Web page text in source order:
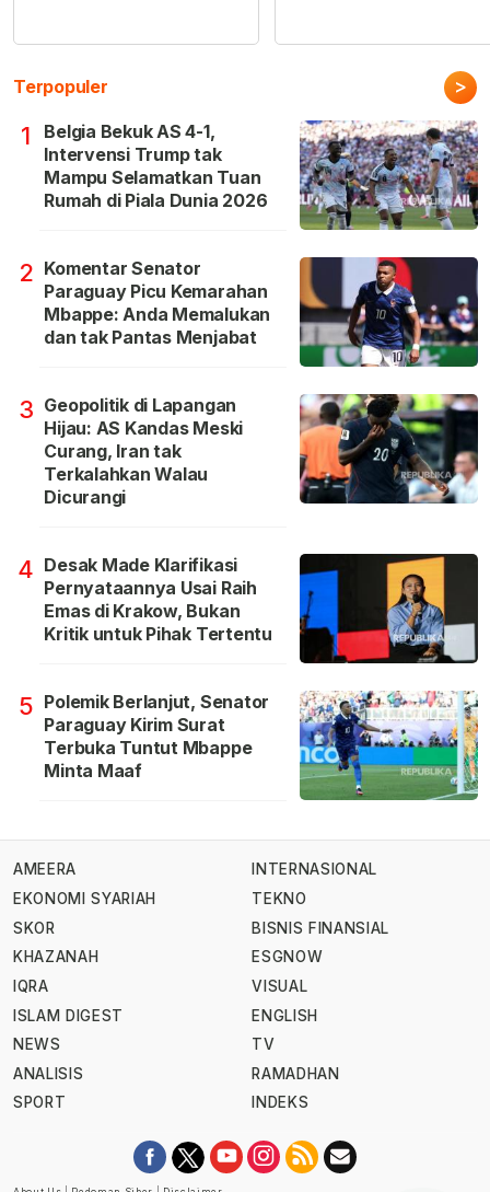
Terpopuler >
1
Belgia Bekuk AS 4-1,
Intervensi Trump tak
Mampu Selamatkan Tuan
Rumah di Piala Dunia 2026
2 Komentar Senator
Paraguay Picu Kemarahan
Mbappe: Anda Memalukan
dan tak Pantas Menjabat
3 Geopolitik di Lapangan
Hijau: AS Kandas Meski
Curang, Iran tak
Terkalahkan Walau
Dicurangi
4 Desak Made Klarifikasi
Pernyataannya Usai Raih
Emas di Krakow, Bukan
Kritik untuk Pihak Tertentu
5 Polemik Berlanjut, Senator
Paraguay Kirim Surat
Terbuka Tuntut Mbappe
Minta Maaf
AMEERA
EKONOMI SYARIAH
SKOR
KHAZANAH
IQRA
ISLAM DIGEST
NEWS
ANALISIS
SPORT
INTERNASIONAL
TEKNO
BISNIS FINANSIAL
ESGNOW
VISUAL
ENGLISH
TV
RAMADHAN
INDEKS